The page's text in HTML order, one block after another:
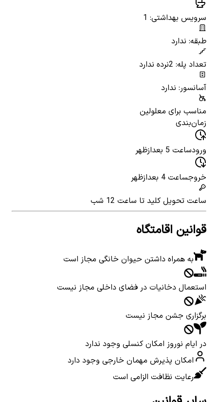
سرویس بهداشتی: 1
طبقه: ندارد
تعداد پله: 2
نرده ندارد
آسانسور: ندارد
مناسب برای معلولین
زمان‌بندی
ورودساعت 5 بعدازظهر
خروجساعت 4 بعدازظهر
ساعت تحویل کلید تا ساعت 12 شب
قوانین اقامتگاه
به همراه داشتن حیوان خانگی مجاز است
استعمال دخانیات در فضای داخلی مجاز نیست
برگزاری جشن مجاز نیست
در ایام نوروز امکان کنسلی وجود ندارد
امکان پذیرش مهمان خارجی وجود دارد
رعایت نظافت الزامی است